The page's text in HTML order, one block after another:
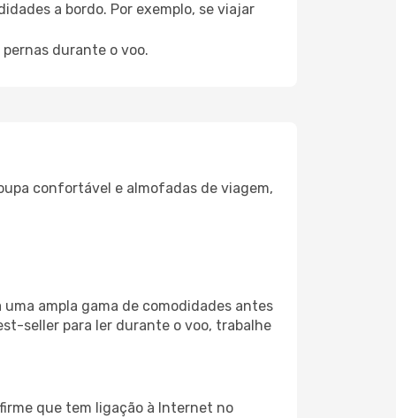
a bordo. Por exemplo, se viajar
durante o voo.
confortável e almofadas de viagem,
ampla gama de comodidades antes
seller para ler durante o voo, trabalhe
que tem ligação à Internet no